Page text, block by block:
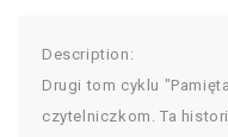
Description:
Drugi tom cyklu
czytelniczkom. Ta